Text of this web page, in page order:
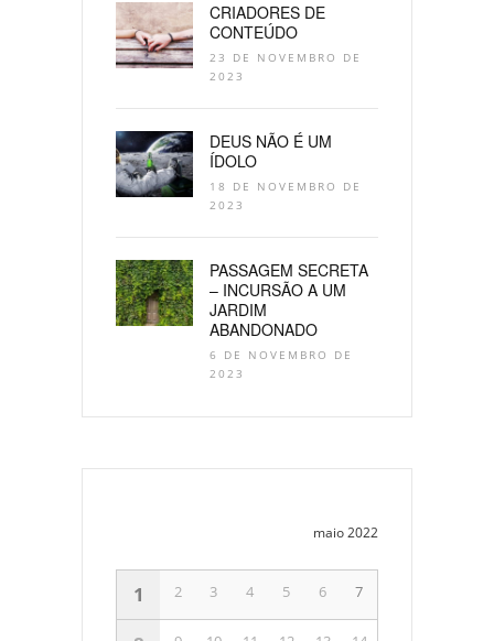
CRIADORES DE
CONTEÚDO
23 DE NOVEMBRO DE
2023
DEUS NÃO É UM
ÍDOLO
18 DE NOVEMBRO DE
2023
PASSAGEM SECRETA
– INCURSÃO A UM
JARDIM
ABANDONADO
6 DE NOVEMBRO DE
2023
maio 2022
1 2 3 4 5 6 7